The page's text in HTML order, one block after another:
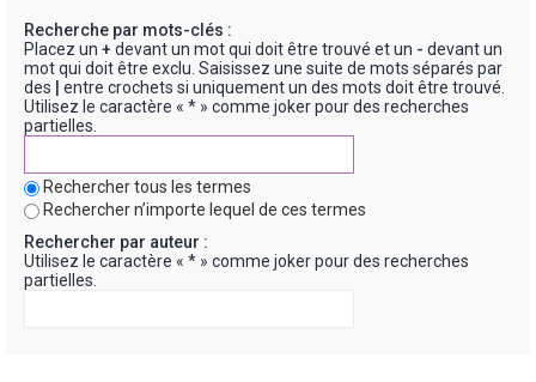
Recherche par mots-clés :
Placez un + devant un mot qui doit être trouvé et un - devant un
mot qui doit être exclu. Saisissez une suite de mots séparés par
des
entre crochets si uniquement un des mots doit être trouvé.
Utilisez le caractère « * » comme joker pour des recherches
partielles.
Rechercher tous les termes
Rechercher n’importe lequel de ces termes
Rechercher par auteur :
Utilisez le caractère « * » comme joker pour des recherches
partielles.